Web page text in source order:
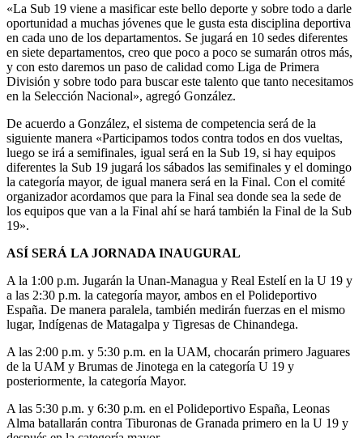
«La Sub 19 viene a masificar este bello deporte y sobre todo a darle
oportunidad a muchas jóvenes que le gusta esta disciplina deportiva
en cada uno de los departamentos. Se jugará en 10 sedes diferentes
en siete departamentos, creo que poco a poco se sumarán otros más,
y con esto daremos un paso de calidad como Liga de Primera
División y sobre todo para buscar este talento que tanto necesitamos
en la Selección Nacional», agregó González.
De acuerdo a González, el sistema de competencia será de la
siguiente manera «Participamos todos contra todos en dos vueltas,
luego se irá a semifinales, igual será en la Sub 19, si hay equipos
diferentes la Sub 19 jugará los sábados las semifinales y el domingo
la categoría mayor, de igual manera será en la Final. Con el comité
organizador acordamos que para la Final sea donde sea la sede de
los equipos que van a la Final ahí se hará también la Final de la Sub
19».
ASÍ SERÁ LA JORNADA INAUGURAL
A la 1:00 p.m. Jugarán la Unan-Managua y Real Estelí en la U 19 y
a las 2:30 p.m. la categoría mayor, ambos en el Polideportivo
España. De manera paralela, también medirán fuerzas en el mismo
lugar, Indígenas de Matagalpa y Tigresas de Chinandega.
A las 2:00 p.m. y 5:30 p.m. en la UAM, chocarán primero Jaguares
de la UAM y Brumas de Jinotega en la categoría U 19 y
posteriormente, la categoría Mayor.
A las 5:30 p.m. y 6:30 p.m. en el Polideportivo España, Leonas
Alma batallarán contra Tiburonas de Granada primero en la U 19 y